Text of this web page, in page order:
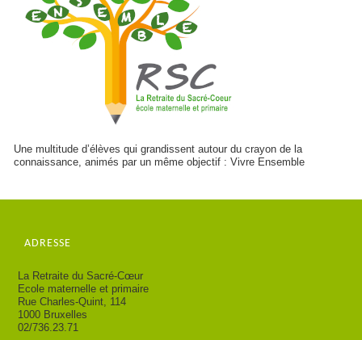
Une multitude d’élèves qui grandissent autour du crayon de la
connaissance, animés par un même objectif : Vivre Ensemble
ADRESSE
La Retraite du Sacré-Cœur
Ecole maternelle et primaire
Rue Charles-Quint, 114
1000 Bruxelles
02/736.23.71